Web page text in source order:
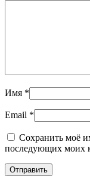
Имя *
Email *
Сохранить моё
последующих моих